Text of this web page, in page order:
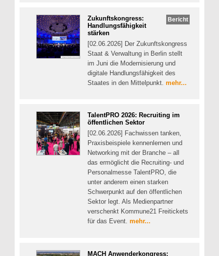
Bericht
Zukunftskongress:
Handlungsfähigkeit
stärken
[02.06.2026] Der Zukunftskongress
Staat & Verwaltung in Berlin stellt
im Juni die Modernisierung und
digitale Handlungsfähigkeit des
Staates in den Mittelpunkt. mehr...
TalentPRO 2026: Recruiting im
öffentlichen Sektor
[02.06.2026] Fachwissen tanken,
Praxisbeispiele kennenlernen und
Networking mit der Branche – all
das ermöglicht die Recruiting- und
Personalmesse TalentPRO, die
unter anderem einen starken
Schwerpunkt auf den öffentlichen
Sektor legt. Als Medienpartner
verschenkt Kommune21 Freitickets
für das Event. mehr...
MACH Anwenderkongress: